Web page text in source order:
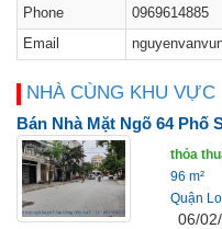
Phone
0969614885
Email
NHÀ CÙNG KHU VỰC
Bán Nhà Mặt Ngõ 64 Phố
thỏa
96 m²
Quận
06/